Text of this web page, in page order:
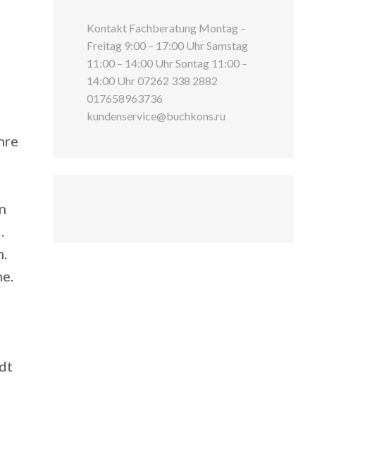
Kontakt Fachberatung Montag –
Freitag 9:00 – 17:00 Uhr Samstag
11:00 – 14:00 Uhr Sontag 11:00 –
14:00 Uhr 07262 338 2882
017658963736
kundenservice@buchkons.ru